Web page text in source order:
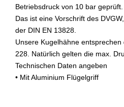
Betriebsdruck von 10 bar geprüft.
Das ist eine Vorschrift des
der DIN EN 13828.
Unsere Kugelhähne
228. Natürlich gelten die max.
Technischen Daten angeben
• Mit Aluminium Flügelgriff